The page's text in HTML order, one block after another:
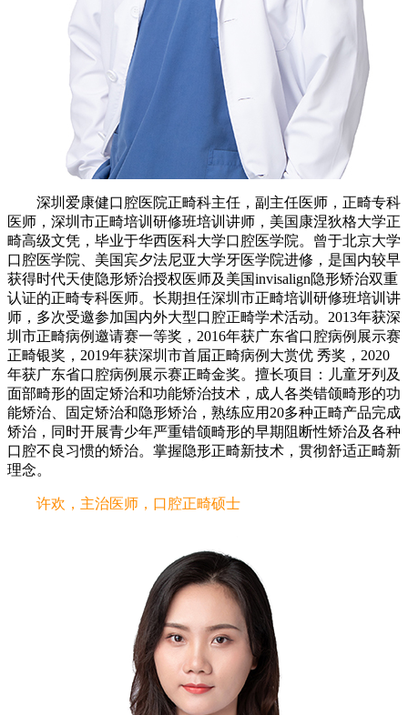
深圳爱康健口腔医院正畸科主任，副主任医师，正畸专科
医师，深圳市正畸培训研修班培训讲师，美国康涅狄格大学正
畸高级文凭，毕业于华西医科大学口腔医学院。曾于北京大学
口腔医学院、美国宾夕法尼亚大学牙医学院进修，是国内较早
获得时代天使隐形矫治授权医师及美国invisalign隐形矫治双重
认证的正畸专科医师。长期担任深圳市正畸培训研修班培训讲
师，多次受邀参加国内外大型口腔正畸学术活动。2013年获深
圳市正畸病例邀请赛一等奖，2016年获广东省口腔病例展示赛
正畸银奖，2019年获深圳市首届正畸病例大赏优 秀奖，2020
年获广东省口腔病例展示赛正畸金奖。擅长项目：儿童牙列及
面部畸形的固定矫治和功能矫治技术，成人各类错颌畸形的功
能矫治、固定矫治和隐形矫治，熟练应用20多种正畸产品完成
矫治，同时开展青少年严重错颌畸形的早期阻断性矫治及各种
口腔不良习惯的矫治。掌握隐形正畸新技术，贯彻舒适正畸新
理念。
许欢，主治医师，口腔正畸硕士